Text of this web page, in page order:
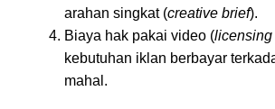
arahan singkat (creative brief).
Biaya hak pakai video (licensing
kebutuhan iklan berbayar
mahal.